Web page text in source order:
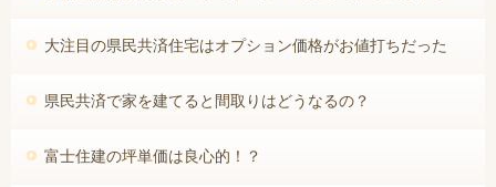
大注目の県民共済住宅はオプション価格がお値打ちだった
県民共済で家を建てると間取りはどうなるの？
富士住建の坪単価は良心的！？